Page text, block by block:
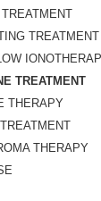
TREATMENT
TREATMENT
THERAPY
THERAPY